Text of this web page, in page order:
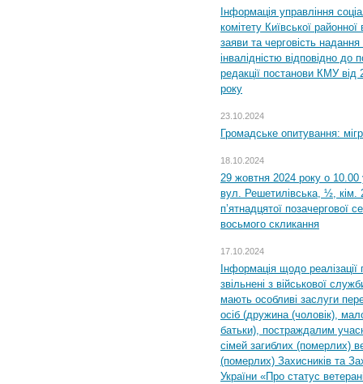
Інформація управління
комітету Київської
заяви та черговість надання
інвалідністю відповідно
редакції постанови КМУ
року
23.10.2024
Громадське опитування:
18.10.2024
29 жовтня 2024 року о 10.00
вул. Решетилівська, ½, кім.
п’ятнадцятої позачергової
восьмого скликання
17.10.2024
Інформація щодо
звільнені з військової
мають особливі заслуги
осіб (дружина (чоловік),
батьки), постраждалим
сімей загиблих (померлих)
(померлих) Захисників та
України «Про статус